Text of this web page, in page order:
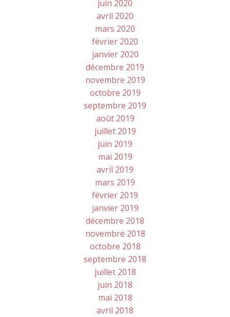
juin 2020
avril 2020
mars 2020
février 2020
janvier 2020
décembre 2019
novembre 2019
octobre 2019
septembre 2019
août 2019
juillet 2019
juin 2019
mai 2019
avril 2019
mars 2019
février 2019
janvier 2019
décembre 2018
novembre 2018
octobre 2018
septembre 2018
juillet 2018
juin 2018
mai 2018
avril 2018